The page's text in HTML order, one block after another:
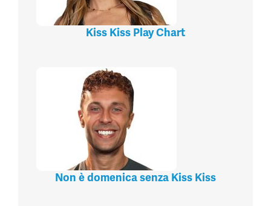
Kiss Kiss Play Chart
Non è domenica senza Kiss Kiss